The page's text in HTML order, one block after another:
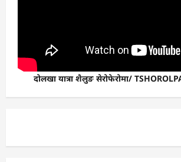
दोलखा यात्रा शैलुङ सेरोफेरोमा/